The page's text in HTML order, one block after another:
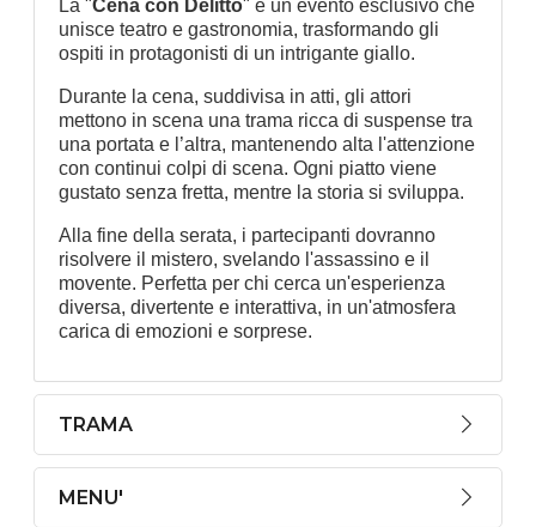
La "Cena con Delitto" è un evento esclusivo che
unisce teatro e gastronomia, trasformando gli
ospiti in protagonisti di un intrigante giallo.
Durante la cena, suddivisa in atti, gli attori
mettono in scena una trama ricca di suspense tra
una portata e l’altra, mantenendo alta l'attenzione
con continui colpi di scena. Ogni piatto viene
gustato senza fretta, mentre la storia si sviluppa.
Alla fine della serata, i partecipanti dovranno
risolvere il mistero, svelando l'assassino e il
movente. Perfetta per chi cerca un'esperienza
diversa, divertente e interattiva, in un'atmosfera
carica di emozioni e sorprese.
TRAMA
MENU'